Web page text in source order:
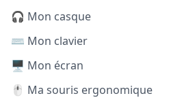
🎧 Mon casque
⌨️ Mon clavier
🖥️ Mon écran
🖱️ Ma souris ergonomique